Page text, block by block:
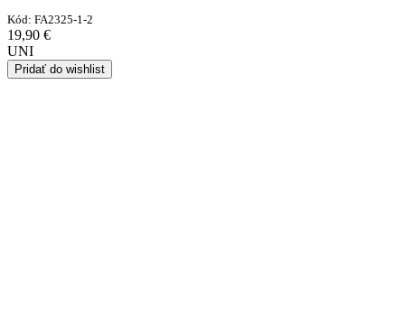
Kód: FA2325-1-2
19,90 €
UNI
Pridať do wishlist